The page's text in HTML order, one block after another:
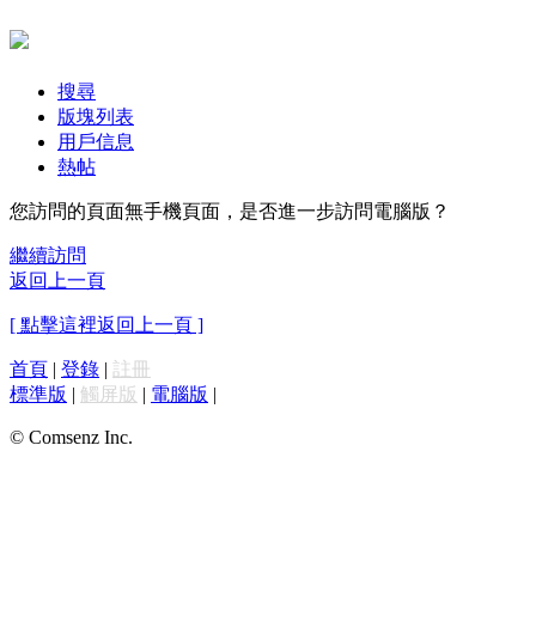
搜尋
版塊列表
用戶信息
熱帖
您訪問的頁面無手機頁面，是否進一步訪問電腦版？
繼續訪問
返回上一頁
[ 點擊這裡返回上一頁 ]
首頁 | 登錄 | 註冊
標準版 | 觸屏版 | 電腦版 |
© Comsenz Inc.